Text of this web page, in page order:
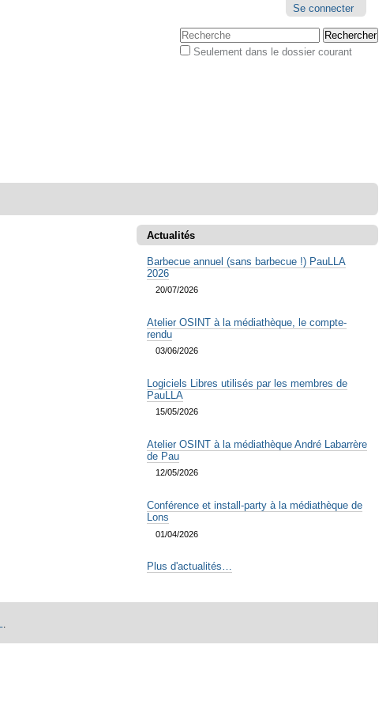
personnels
Se connecter
Chercher par
Seulement dans le dossier courant
Actualités
Barbecue annuel (sans barbecue !) PauLLA
2026
20/07/2026
Atelier OSINT à la médiathèque, le compte-
rendu
03/06/2026
Logiciels Libres utilisés par les membres de
PauLLA
15/05/2026
Atelier OSINT à la médiathèque André Labarrère
de Pau
12/05/2026
Conférence et install-party à la médiathèque de
Lons
01/04/2026
Plus d'actualités…